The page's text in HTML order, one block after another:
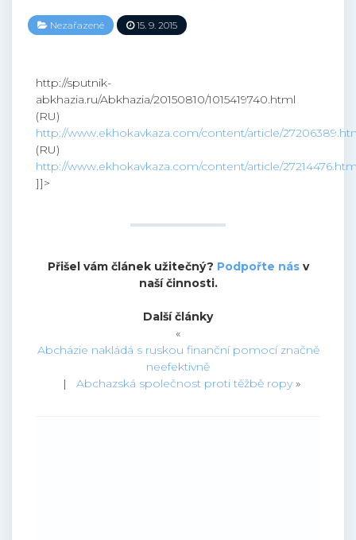
Nezařazené 15. 9. 2015
http://sputnik-
abkhazia.ru/Abkhazia/20150810/1015419740.html
(RU)
http://www.ekhokavkaza.com/content/article/
(RU)
http://www.ekhokavkaza.com/content/article/
]]>
Přišel vám článek užitečný? Podpořte násv
naší činnosti.
Další články
«
Abcházie nakládá s ruskou finanční pomocí značně
neefektivně
| Abchazská společnost proti těžbě ropy»